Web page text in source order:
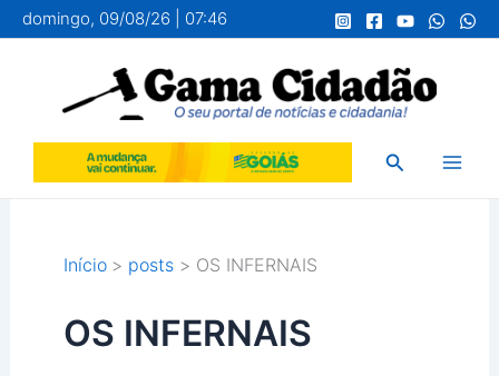
para
conteúdo
domingo, 09/08/26 | 07:46
Pesquisar
Início posts OS INFERNAIS
OS INFERNAIS